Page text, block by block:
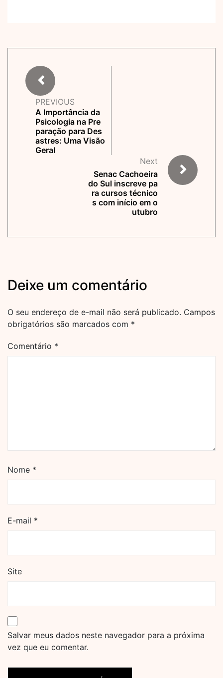
PREVIOUS
A Importância da
Psicologia na Pre
paração para Des
astres: Uma Visão
Geral
Next
Senac Cachoeira
do Sul inscreve pa
ra cursos técnico
s com início em o
utubro
Deixe um comentário
O seu endereço de e-mail não será publicado. Campos
obrigatórios são marcados com *
Comentário *
Nome *
E-mail *
Site
Salvar meus dados neste navegador para a próxima
vez que eu comentar.